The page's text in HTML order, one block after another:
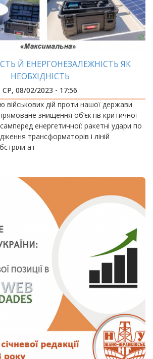
Й ЕНЕРГОНЕЗАЛЕЖНІСТЬ ЯК
НЕОБХІДНІСТЬ
СР, 08/02/2023 - 17:56
військових дій проти нашої держави
знищення об’єктів критичної
енергетичної: ракетні удари по
трансформаторів і ліній
ат